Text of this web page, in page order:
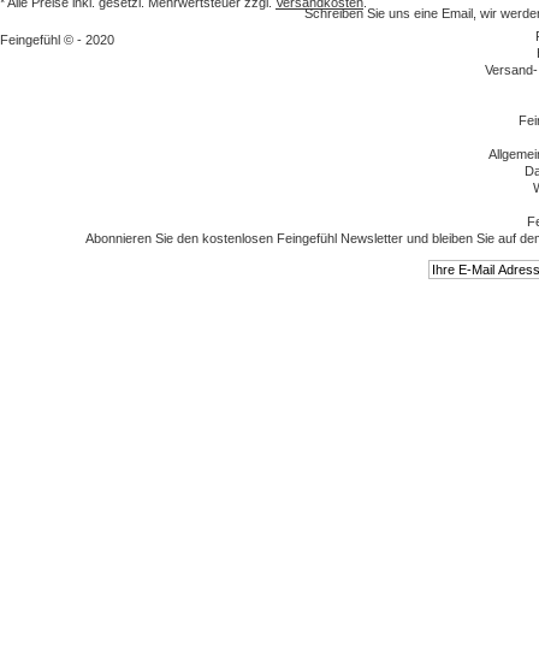
Schreiben Sie uns eine Email, wir
Abonnieren Sie den kostenlosen Feingefühl Newsletter und bleiben Sie auf
Feingefühl © - 2020